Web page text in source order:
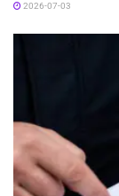
2026-07-03